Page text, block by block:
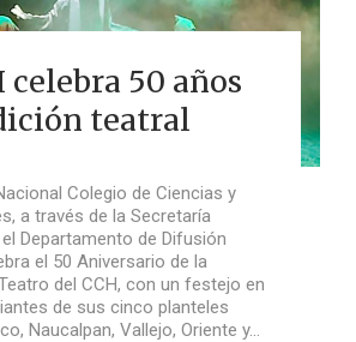
celebra 50 años
teatral
Colegio de Ciencias y
a través de la Secretaría
Departamento de Difusión
el 50 Aniversario de la
del CCH, con un festejo en
de sus cinco planteles
Naucalpan, Vallejo, Oriente y…